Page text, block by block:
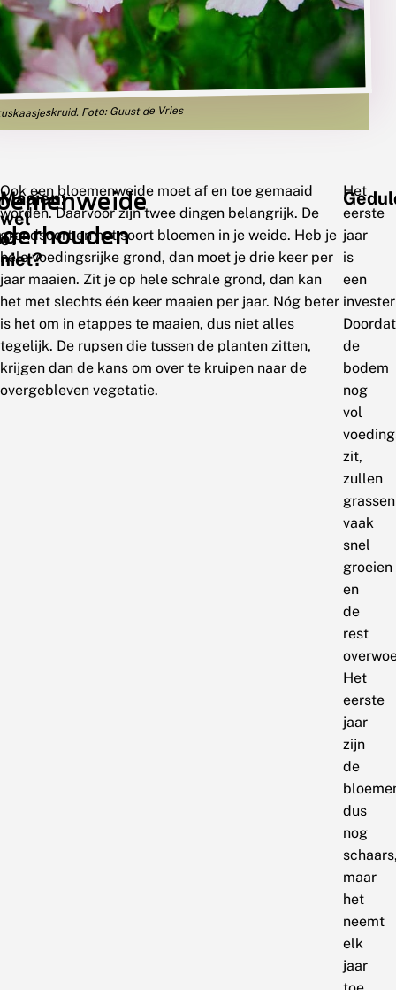
Foto: Guust de Vries
Maaien:
wel
of
niet?
Ook een bloemenweide moet af en toe gemaaid
worden. Daarvoor zijn twee dingen belangrijk. De
grondsoort en het soort bloemen in je weide. Heb je
hele voedingsrijke grond, dan moet je drie keer per
jaar maaien. Zit je op hele schrale grond, dan kan
het met slechts één keer maaien per jaar. Nóg beter
is het om in etappes te maaien, dus niet alles
tegelijk. De rupsen die tussen de planten zitten,
krijgen dan de kans om over te kruipen naar de
overgebleven vegetatie.
Het
eerste
jaar
is
een
Doordat
de
bodem
nog
vol
zit,
zullen
grassen
vaak
snel
groeien
en
de
rest
Het
eerste
jaar
zijn
de
dus
nog
maar
het
neemt
elk
jaar